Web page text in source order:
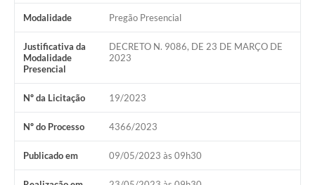
Modalidade Pregão Presencial
Justificativa da
Modalidade
Presencial
DECRETO N. 9086, DE 23 DE MARÇO DE
2023
Nº da Licitação 19/2023
Nº do Processo 4366/2023
Publicado em 09/05/2023 às 09h30